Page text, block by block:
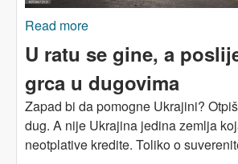
Read more
U ratu se gine, a
grca u dugovima
Zapad bi da pomogne Ukrajini?
dug. A nije Ukrajina jedina zemlja
neotplative kredite. Toliko o